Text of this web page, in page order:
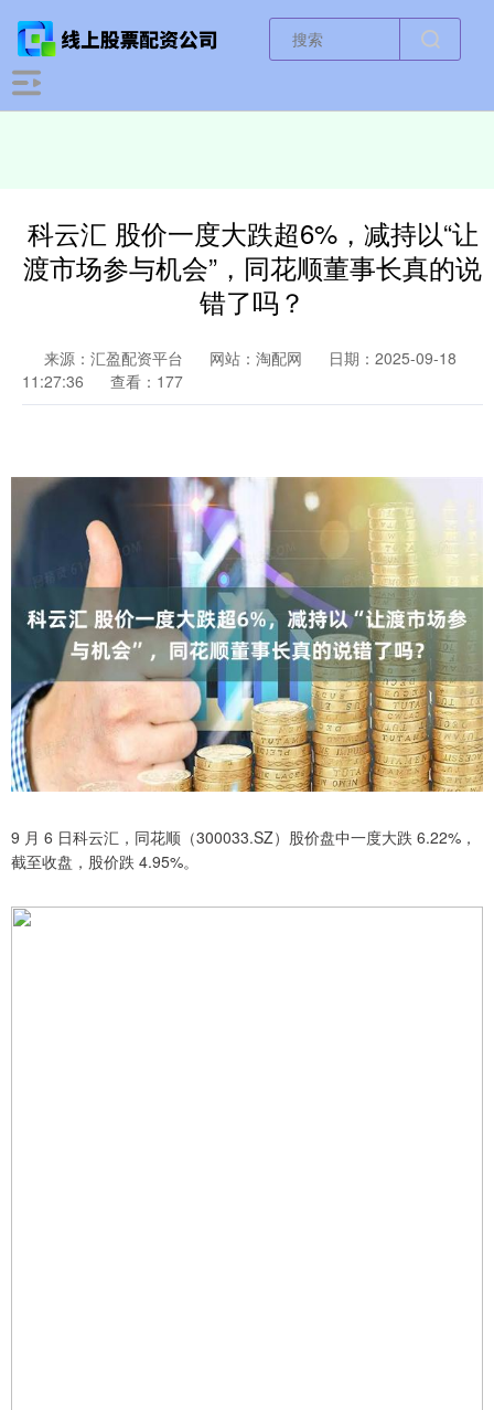
科云汇 股价一度大跌超6%，减持以“让
渡市场参与机会”，同花顺董事长真的说
错了吗？
来源：汇盈配资平台 网站：淘配网
日期：2025-09-18
11:27:36
查看：177
9 月 6 日科云汇，同花顺（300033.SZ）股价盘中一度大跌 6.22%，
截至收盘，股价跌 4.95%。